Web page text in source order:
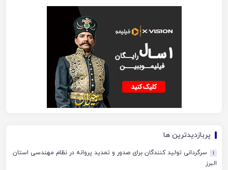
پربازدیدترین ها
1
سرگردانی تولید کنندگان برای صدور و تمدید پروانه در نظام مهندسی استان
البرز